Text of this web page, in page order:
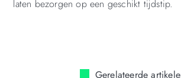
laten bezorgen op een geschikt tijdstip.
Gerelateerde